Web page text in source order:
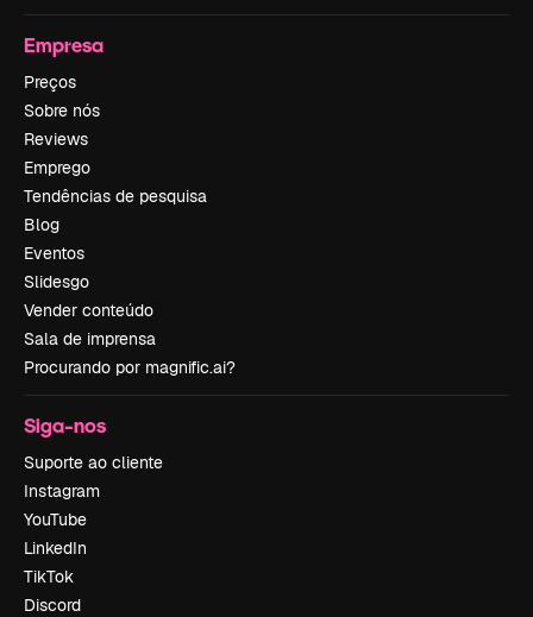
Empresa
Preços
Sobre nós
Reviews
Emprego
Tendências de pesquisa
Blog
Eventos
Slidesgo
Vender conteúdo
Sala de imprensa
Procurando por magnific.ai?
Siga-nos
Suporte ao cliente
Instagram
YouTube
LinkedIn
TikTok
Discord